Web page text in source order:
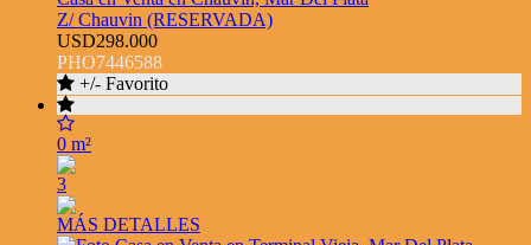
Z/ Chauvin (RESERVADA)
USD298.000
PHO7446588
+/- Favorito
0 m²
3
MÁS DETALLES